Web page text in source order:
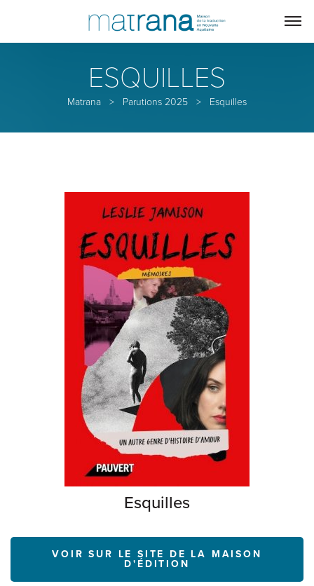
ESQUILLES
Matrana > Parutions 2025 > Esquilles
Esquilles
VOIR SUR LE SITE DE LA MAISON
D'ÉDITION